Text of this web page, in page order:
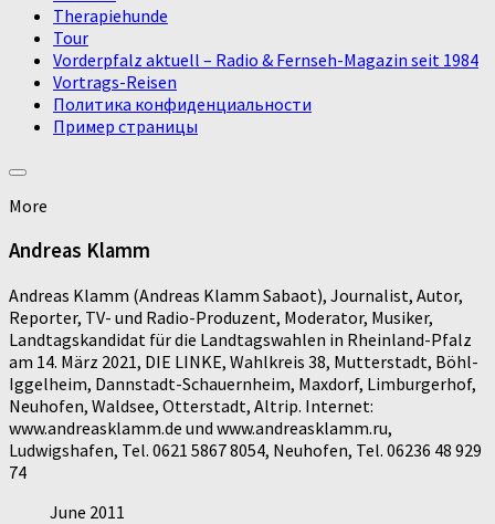
Therapiehunde
Tour
Vorderpfalz aktuell – Radio & Fernseh-Magazin seit 1984
Vortrags-Reisen
Политика конфиденциальности
Пример страницы
More
Andreas Klamm
Andreas Klamm (Andreas Klamm Sabaot), Journalist, Autor,
Reporter, TV- und Radio-Produzent, Moderator, Musiker,
Landtagskandidat für die Landtagswahlen in Rheinland-Pfalz
am 14. März 2021, DIE LINKE, Wahlkreis 38, Mutterstadt, Böhl-
Iggelheim, Dannstadt-Schauernheim, Maxdorf, Limburgerhof,
Neuhofen, Waldsee, Otterstadt, Altrip. Internet:
www.andreasklamm.de und www.andreasklamm.ru,
Ludwigshafen, Tel. 0621 5867 8054, Neuhofen, Tel. 06236 48 929
74
June 2011